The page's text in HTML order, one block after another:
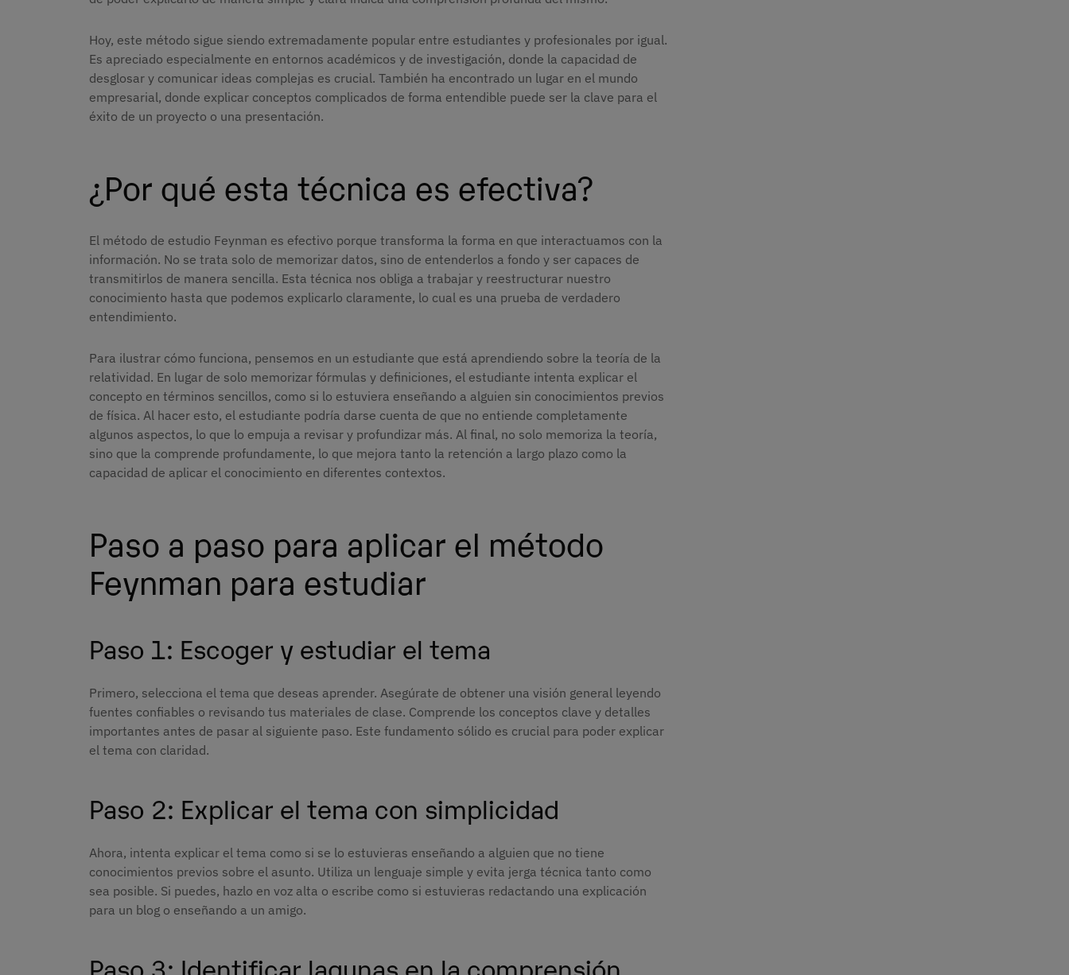
Hoy, este método sigue siendo extremadamente popular entre estudiantes y profesionales por igual.
Es apreciado especialmente en entornos académicos y de investigación, donde la capacidad de
desglosar y comunicar ideas complejas es crucial. También ha encontrado un lugar en el mundo
empresarial, donde explicar conceptos complicados de forma entendible puede ser la clave para el
éxito de un proyecto o una presentación.
¿Por qué esta técnica es efectiva?
El método de estudio Feynman es efectivo porque transforma la forma en que interactuamos con la
información. No se trata solo de memorizar datos, sino de entenderlos a fondo y ser capaces de
transmitirlos de manera sencilla. Esta técnica nos obliga a trabajar y reestructurar nuestro
conocimiento hasta que podemos explicarlo claramente, lo cual es una prueba de verdadero
entendimiento.
Para ilustrar cómo funciona, pensemos en un estudiante que está aprendiendo sobre la teoría de la
relatividad. En lugar de solo memorizar fórmulas y definiciones, el estudiante intenta explicar el
concepto en términos sencillos, como si lo estuviera enseñando a alguien sin conocimientos previos
de física. Al hacer esto, el estudiante podría darse cuenta de que no entiende completamente
algunos aspectos, lo que lo empuja a revisar y profundizar más. Al final, no solo memoriza la teoría,
sino que la comprende profundamente, lo que mejora tanto la retención a largo plazo como la
capacidad de aplicar el conocimiento en diferentes contextos.
Paso a paso para aplicar el método
Feynman para estudiar
Paso 1: Escoger y estudiar el tema
Primero, selecciona el tema que deseas aprender. Asegúrate de obtener una visión general leyendo
fuentes confiables o revisando tus materiales de clase. Comprende los conceptos clave y detalles
importantes antes de pasar al siguiente paso. Este fundamento sólido es crucial para poder explicar
el tema con claridad.
Paso 2: Explicar el tema con simplicidad
Ahora, intenta explicar el tema como si se lo estuvieras enseñando a alguien que no tiene
conocimientos previos sobre el asunto. Utiliza un lenguaje simple y evita jerga técnica tanto como
sea posible. Si puedes, hazlo en voz alta o escribe como si estuvieras redactando una explicación
para un blog o enseñando a un amigo.
Paso 3: Identificar lagunas en la comprensión